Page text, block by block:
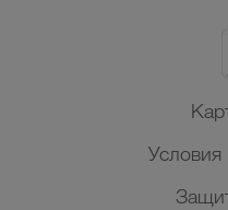
Условия